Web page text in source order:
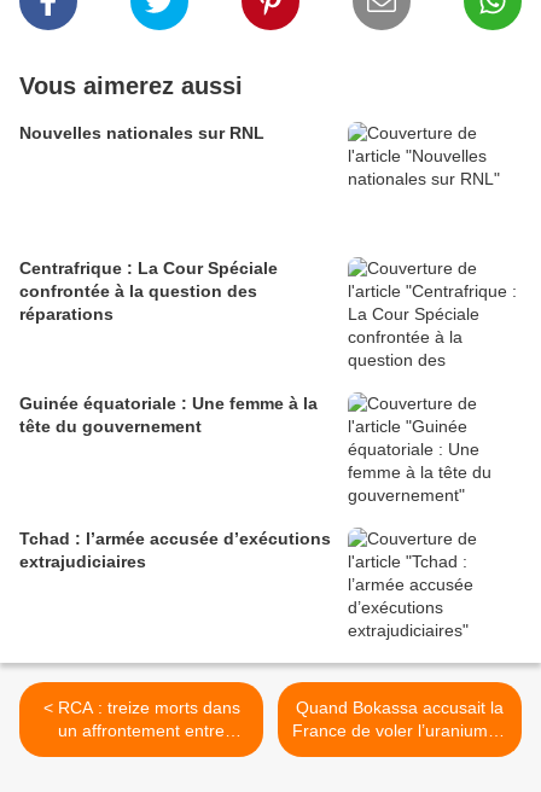
Vous aimerez aussi
Nouvelles nationales sur RNL
Centrafrique : La Cour Spéciale
confrontée à la question des
réparations
Guinée équatoriale : Une femme à la
tête du gouvernement
Tchad : l’armée accusée d’exécutions
extrajudiciaires
< RCA : treize morts dans
un affrontement entre
membres d’une même
Quand Bokassa accusait la
France de voler l’uranium et
le diamant >